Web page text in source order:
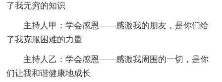
了我无穷的知识
主持人甲：学会感恩——感激我的朋友，是你们给
了我克服困难的力量
主持人乙：学会感恩——感激我周围的一切，是你
们让我和谐健康地成长